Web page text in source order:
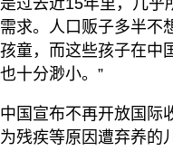
是过去近15年里，几乎
需求。人口贩子多半不
孩童，而这些孩子在中
也十分渺小。”
中国宣布不再开放国际
为残疾等原因遭弃养的